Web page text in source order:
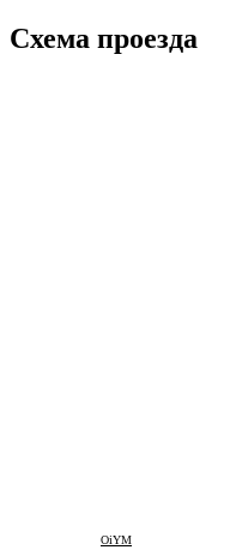
Схема проезда
OiYM